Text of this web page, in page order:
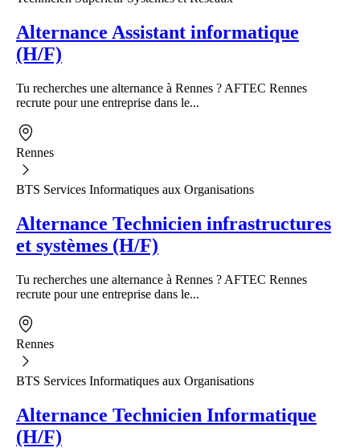
Alternance Assistant informatique
(H/F)
Tu recherches une alternance à Rennes ? AFTEC Rennes
recrute pour une entreprise dans le...
Rennes
BTS Services Informatiques aux Organisations
Alternance Technicien infrastructures
et systèmes (H/F)
Tu recherches une alternance à Rennes ? AFTEC Rennes
recrute pour une entreprise dans le...
Rennes
BTS Services Informatiques aux Organisations
Alternance Technicien Informatique
(H/F)